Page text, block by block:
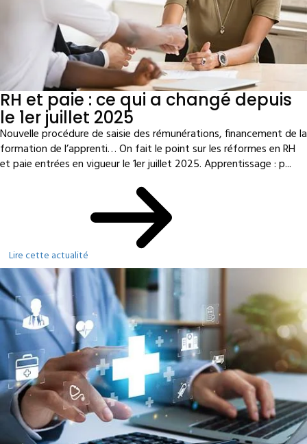
RH et paie : ce qui a changé depuis
le 1er juillet 2025
Nouvelle procédure de saisie des rémunérations, financement de la
formation de l’apprenti… On fait le point sur les réformes en RH
et paie entrées en vigueur le 1er juillet 2025. Apprentissage : p...
Lire cette actualité